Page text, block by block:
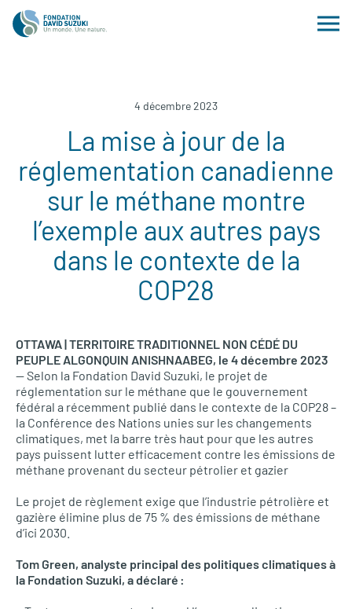
4 décembre 2023
La mise à jour de la
réglementation canadienne
sur le méthane montre
l’exemple aux autres pays
dans le contexte de la
COP28
OTTAWA | TERRITOIRE TRADITIONNEL NON CÉDÉ DU
PEUPLE ALGONQUIN ANISHNAABEG, le 4 décembre 2023
— Selon la Fondation David Suzuki, le projet de
réglementation sur le méthane que le gouvernement
fédéral a récemment publié dans le contexte de la COP28 –
la Conférence des Nations unies sur les changements
climatiques, met la barre très haut pour que les autres
pays puissent lutter efficacement contre les émissions de
méthane provenant du secteur pétrolier et gazier
Le projet de règlement exige que l’industrie pétrolière et
gazière élimine plus de 75 % des émissions de méthane
d’ici 2030.
Tom Green, analyste principal des politiques climatiques à
la Fondation Suzuki, a déclaré :